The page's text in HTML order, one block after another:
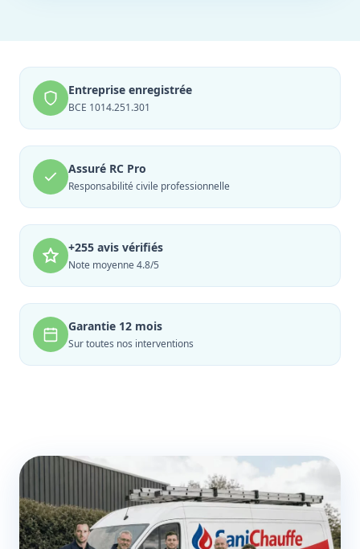
Entreprise enregistrée
BCE 1014.251.301
Assuré RC Pro
Responsabilité civile professionnelle
+255 avis vérifiés
Note moyenne 4.8/5
Garantie 12 mois
Sur toutes nos interventions